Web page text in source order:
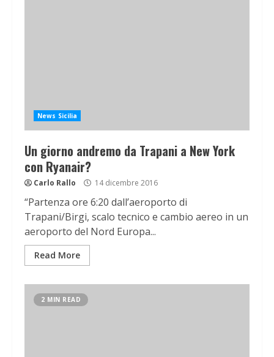
News Sicilia
Un giorno andremo da Trapani a New York
con Ryanair?
Carlo Rallo 14 dicembre 2016
“Partenza ore 6:20 dall’aeroporto di
Trapani/Birgi, scalo tecnico e cambio aereo in un
aeroporto del Nord Europa...
Read More
2 MIN READ